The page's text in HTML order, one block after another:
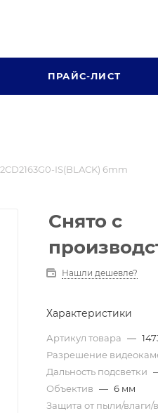
ПРАЙС-ЛИСТ
IS(BLACK) 6mm
Снято с
Нашли дешевле?
Характеристики
Артикул товара —
Разрешение
Дальность подсветки
Объектив — 6 мм
Защита от пыли/влаги/